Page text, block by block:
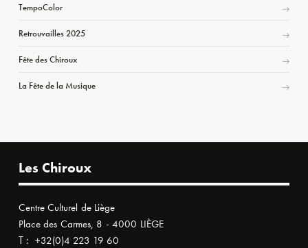
TempoColor
Retrouvailles 2025
Fête des Chiroux
La Fête de la Musique
Les Chiroux
Centre Culturel de Liège
Place des Carmes, 8 - 4000 LIÈGE
T : +32(0)4 223 19 60